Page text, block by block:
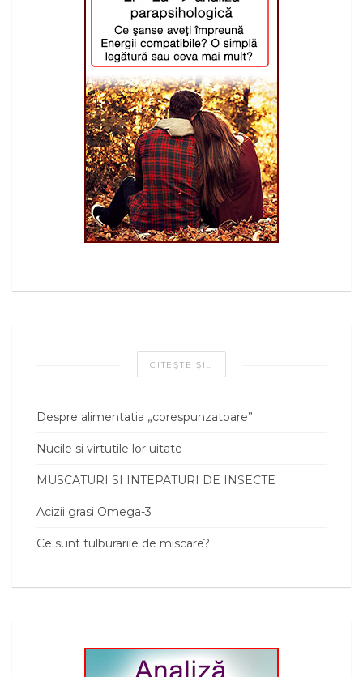
CITEŞTE ŞI…
Despre alimentatia „corespunzatoare”
Nucile si virtutile lor uitate
MUSCATURI SI INTEPATURI DE INSECTE
Acizii grasi Omega-3
Ce sunt tulburarile de miscare?